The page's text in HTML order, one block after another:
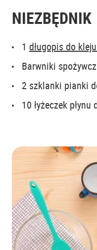
NIEZBĘDNIK
1 długopis do
Barwniki
2 szklanki pianki
10 łyżeczek